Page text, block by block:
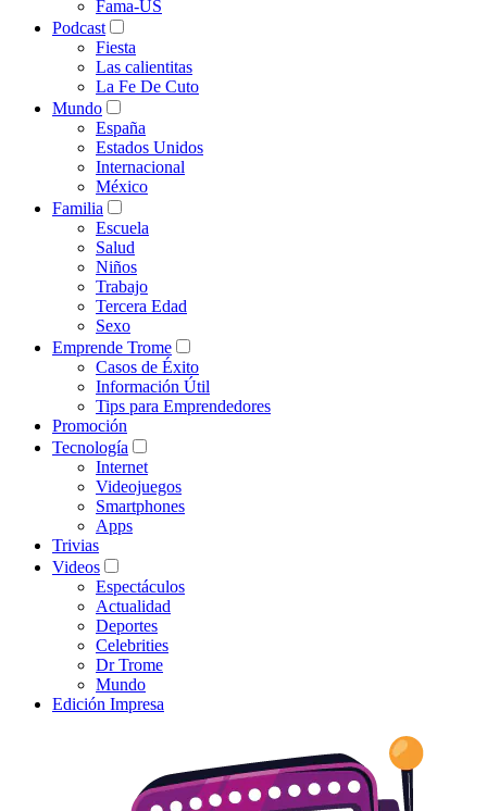
Fama-US
Podcast
Fiesta
Las calientitas
La Fe De Cuto
Mundo
España
Estados Unidos
Internacional
México
Familia
Escuela
Salud
Niños
Trabajo
Tercera Edad
Sexo
Emprende Trome
Casos de Éxito
Información Útil
Tips para Emprendedores
Promoción
Tecnología
Internet
Videojuegos
Smartphones
Apps
Trivias
Videos
Espectáculos
Actualidad
Deportes
Celebrities
Dr Trome
Mundo
Edición Impresa